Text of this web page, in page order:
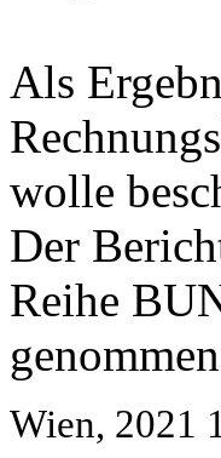
Als
wolle
Der
Reihe
Wien, 2021